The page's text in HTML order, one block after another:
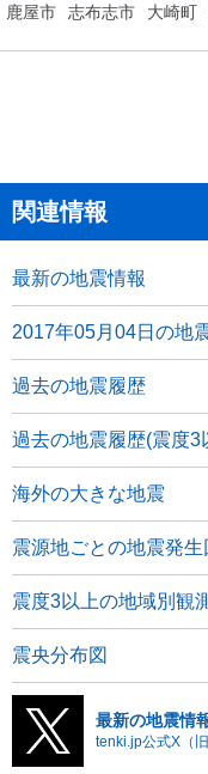
鹿屋市 志布志市 大崎町
関連情報
最新の地震情報
2017年05月04日の地
過去の地震履歴
過去の地震履歴(震度3
海外の大きな地震
震源地ごとの地震発生
震度3以上の地域別観
震央分布図
最新の地震情
tenki.jp公式X（